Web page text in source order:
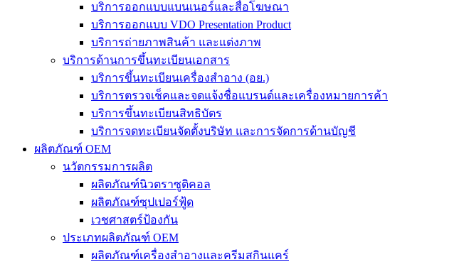
บริการออกแบบแบนเนอร์และสื่อโฆษณา
บริการออกแบบ VDO Presentation Product
บริการถ่ายภาพสินค้า และแต่งภาพ
บริการด้านการขึ้นทะเบียนเอกสาร
บริการขึ้นทะเบียนเครื่องสำอาง (อย.)
บริการตรวจเช็คและจดแจ้งชื่อแบรนด์และเครื่องหมายการค้า
บริการขึ้นทะเบียนสิทธิบัตร
บริการจดทะเบียนจัดตั้งบริษัท และการจัดการด้านบัญชี
ผลิตภัณฑ์ OEM
นวัตกรรมการผลิต
ผลิตภัณฑ์นิวตราซูติคอล
ผลิตภัณฑ์ซุปเปอร์ฟู้ด
เวชศาสตร์ป้องกัน
ประเภทผลิตภัณฑ์ OEM
ผลิตภัณฑ์เครื่องสำอางและครีมสกินแคร์